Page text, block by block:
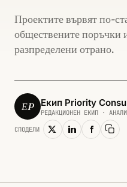
Проектите вървят по-
обществените поръчки
разпределени отрано.
ЕP Екип Priority
РЕДАКЦИОНЕН ЕКИП ·
СПОДЕЛИ